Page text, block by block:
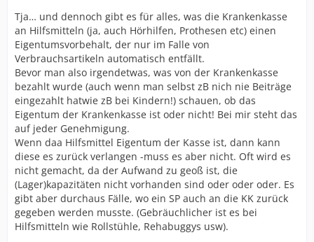
Tja… und dennoch gibt es für alles, was die Krankenkasse
an Hilfsmitteln (ja, auch Hörhilfen, Prothesen etc) einen
Eigentumsvorbehalt, der nur im Falle von
Verbrauchsartikeln automatisch entfällt.
Bevor man also irgendetwas, was von der Krankenkasse
bezahlt wurde (auch wenn man selbst zB nich nie Beiträge
eingezahlt hatwie zB bei Kindern!) schauen, ob das
Eigentum der Krankenkasse ist oder nicht! Bei mir steht das
auf jeder Genehmigung.
Wenn daa Hilfsmittel Eigentum der Kasse ist, dann kann
diese es zurück verlangen -muss es aber nicht. Oft wird es
nicht gemacht, da der Aufwand zu geoß ist, die
(Lager)kapazitäten nicht vorhanden sind oder oder oder. Es
gibt aber durchaus Fälle, wo ein SP auch an die KK zurück
gegeben werden musste. (Gebräuchlicher ist es bei
Hilfsmitteln wie Rollstühle, Rehabuggys usw).